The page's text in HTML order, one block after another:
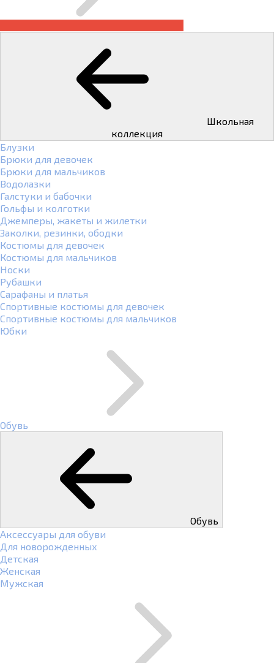
коллекция
Блузки
Брюки для девочек
Брюки для мальчиков
Водолазки
Галстуки и бабочки
Гольфы и колготки
Джемперы, жакеты и жилетки
Заколки, резинки, ободки
Костюмы для девочек
Костюмы для мальчиков
Носки
Рубашки
Сарафаны и платья
Спортивные костюмы для девочек
Спортивные костюмы для мальчиков
Юбки
Обувь
Обувь
Аксессуары для обуви
Для новорожденных
Детская
Женская
Мужская